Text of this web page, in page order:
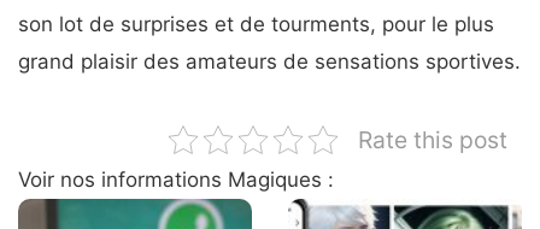
son lot de surprises et de tourments, pour le plus
grand plaisir des amateurs de sensations sportives.
Rate this post
Voir nos informations Magiques :